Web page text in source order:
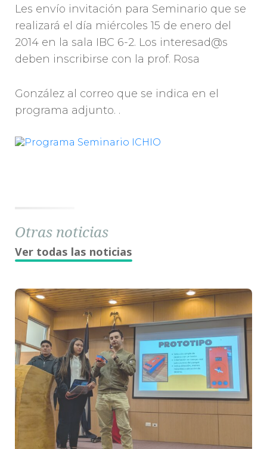
Les envío invitación para Seminario que se
realizará el día miércoles 15 de enero del
2014 en la sala IBC 6-2. Los interesad@s
deben inscribirse con la prof. Rosa
González al correo que se indica en el
programa adjunto. .
Otras noticias
Ver todas las noticias